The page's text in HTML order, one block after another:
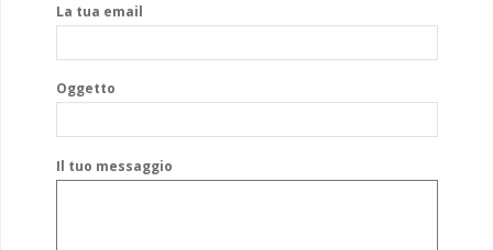
La tua email
Oggetto
Il tuo messaggio